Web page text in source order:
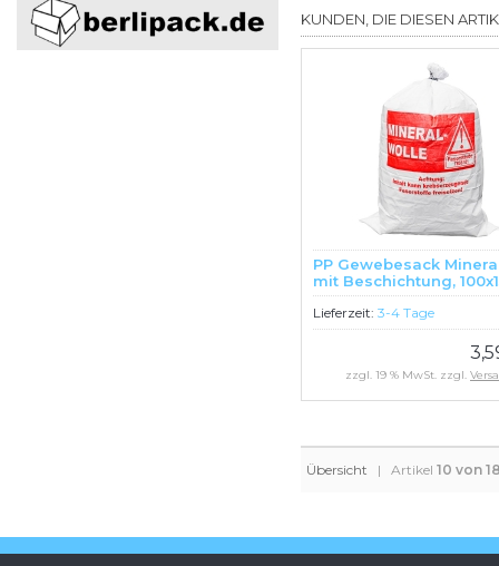
KUNDEN, DIE DIESEN
PP Gewebesack
mit Beschichtung,
1 Stück
Lieferzeit: 3-4 Tage
zzgl. 19 % MwSt. zzgl.
Übersicht | Artikel 10 von